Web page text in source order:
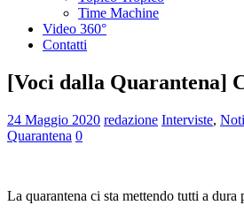
Time Machine
Video 360°
Contatti
[Voci dalla Quarantena]
24 Maggio 2020 redazione Interviste,
Quarantena 0
La quarantena ci sta mettendo tutti a